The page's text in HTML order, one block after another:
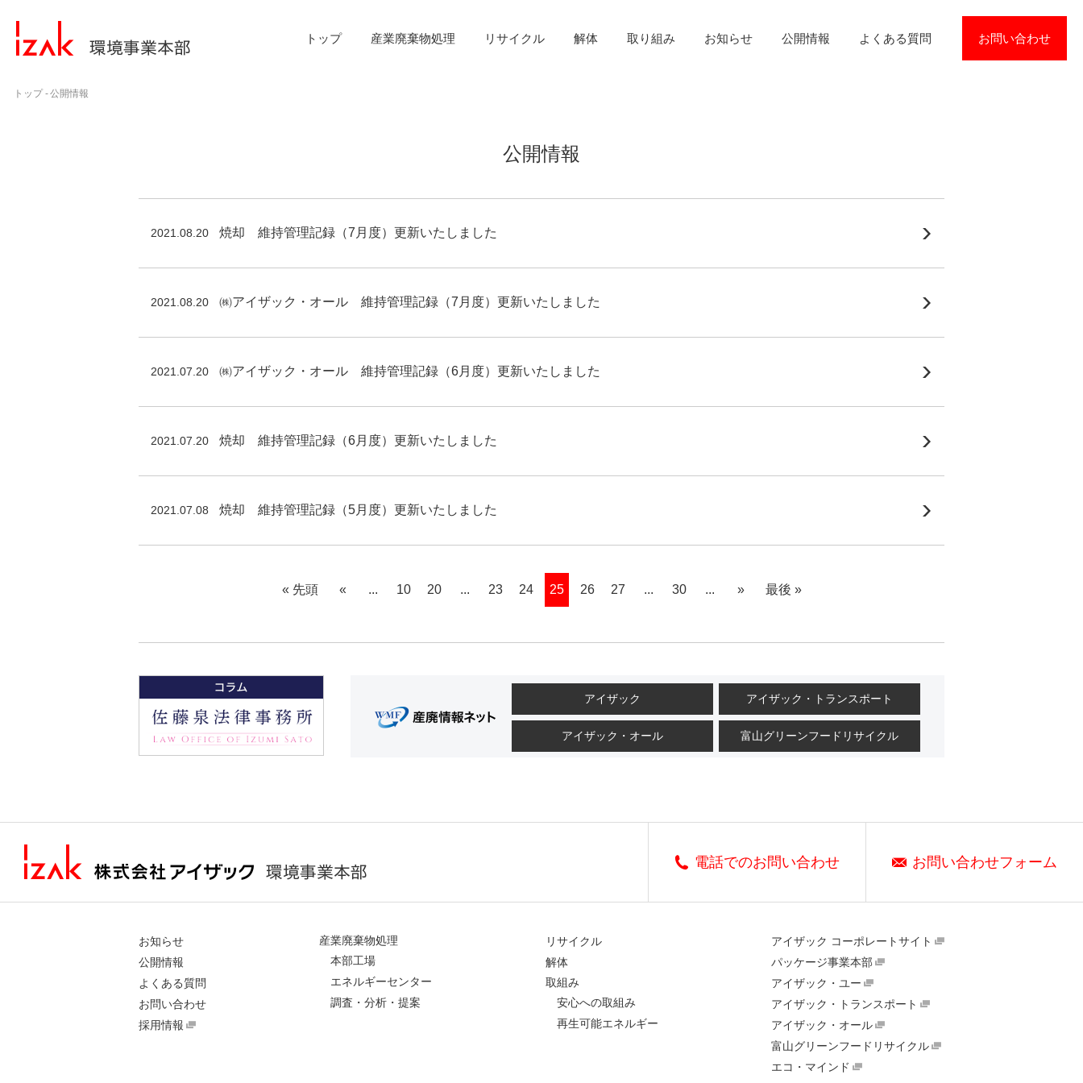
トップ 産業廃棄物処理 リサイクル 解体 取り組み お知らせ 公開情報 よくある質問 お問い合わせ
トップ 公開情報
公開情報
2021.08.20 焼却 維持管理記録（7月度）更新いたしました
2021.08.20 ㈱アイザック・オール 維持管理記録（7月度）更新いたしました
2021.07.20 ㈱アイザック・オール 維持管理記録（6月度）更新いたしました
2021.07.20 焼却 維持管理記録（6月度）更新いたしました
2021.07.08 焼却 維持管理記録（5月度）更新いたしました
« 先頭 « ... 10 20 ... 23 24 25 26 27 ... 30 ... » 最後 »
アイザック アイザック・トランスポート
アイザック・オール 富山グリーンフードリサイクル
電話でのお問い合わせ お問い合わせフォーム
お知らせ
公開情報
よくある質問
お問い合わせ
採用情報
産業廃棄物処理
本部工場
エネルギーセンター
調査・分析・提案
リサイクル
解体
取組み
安心への取組み
再生可能エネルギー
アイザック コーポレートサイト
パッケージ事業本部
アイザック・ユー
アイザック・トランスポート
アイザック・オール
富山グリーンフードリサイクル
エコ・マインド